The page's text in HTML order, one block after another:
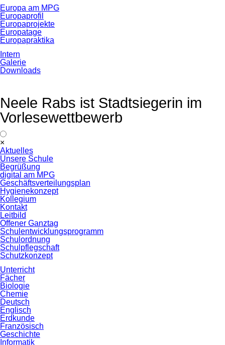
Europa am MPG
Europaprofil
Europaprojekte
Europatage
Europapraktika
Intern
Galerie
Downloads
Neele Rabs ist Stadtsiegerin im
Vorlesewettbewerb
×
überspringen
Aktuelles
Unsere Schule
Begrüßung
digital am MPG
Geschäftsverteilungsplan
Hygienekonzept
Kollegium
Kontakt
Leitbild
Offener Ganztag
Schulentwicklungsprogramm
Schulordnung
Schulpflegschaft
Schutzkonzept
Unterricht
Fächer
Biologie
Chemie
Deutsch
Englisch
Erdkunde
Französisch
Geschichte
Informatik